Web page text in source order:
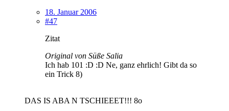
18. Januar 2006
#47
Zitat
Original von Süße Salia
Ich hab 101 :D :D Ne, ganz ehrlich! Gibt da so
ein Trick 8)
DAS IS ABA N TSCHIEEET!!! 8o